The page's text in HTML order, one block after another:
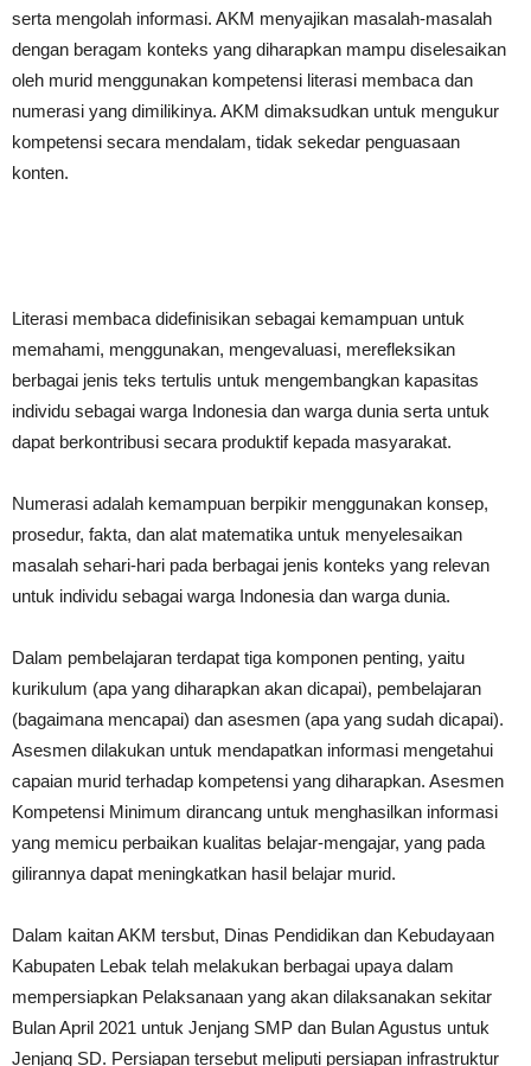
serta mengolah informasi. AKM menyajikan masalah-masalah
dengan beragam konteks yang diharapkan mampu diselesaikan
oleh murid menggunakan kompetensi literasi membaca dan
numerasi yang dimilikinya. AKM dimaksudkan untuk mengukur
kompetensi secara mendalam, tidak sekedar penguasaan
konten.
Literasi membaca didefinisikan sebagai kemampuan untuk
memahami, menggunakan, mengevaluasi, merefleksikan
berbagai jenis teks tertulis untuk mengembangkan kapasitas
individu sebagai warga Indonesia dan warga dunia serta untuk
dapat berkontribusi secara produktif kepada masyarakat.
Numerasi adalah kemampuan berpikir menggunakan konsep,
prosedur, fakta, dan alat matematika untuk menyelesaikan
masalah sehari-hari pada berbagai jenis konteks yang relevan
untuk individu sebagai warga Indonesia dan warga dunia.
Dalam pembelajaran terdapat tiga komponen penting, yaitu
kurikulum (apa yang diharapkan akan dicapai), pembelajaran
(bagaimana mencapai) dan asesmen (apa yang sudah dicapai).
Asesmen dilakukan untuk mendapatkan informasi mengetahui
capaian murid terhadap kompetensi yang diharapkan. Asesmen
Kompetensi Minimum dirancang untuk menghasilkan informasi
yang memicu perbaikan kualitas belajar-mengajar, yang pada
gilirannya dapat meningkatkan hasil belajar murid.
Dalam kaitan AKM tersbut, Dinas Pendidikan dan Kebudayaan
Kabupaten Lebak telah melakukan berbagai upaya dalam
mempersiapkan Pelaksanaan yang akan dilaksanakan sekitar
Bulan April 2021 untuk Jenjang SMP dan Bulan Agustus untuk
Jenjang SD. Persiapan tersebut meliputi persiapan infrastruktur